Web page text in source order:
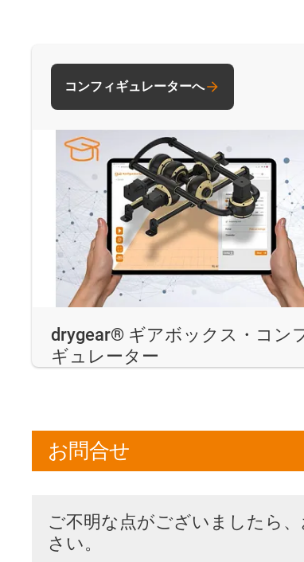
drygear® ギアボックス・コン
ギュレーター
コンフィギュレーターへ
お問合せ
ご不明な点がございましたら
さい。